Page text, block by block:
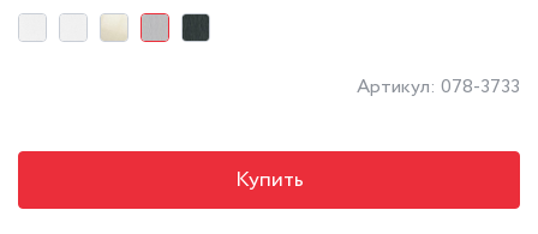
Артикул: 078-3733
Купить